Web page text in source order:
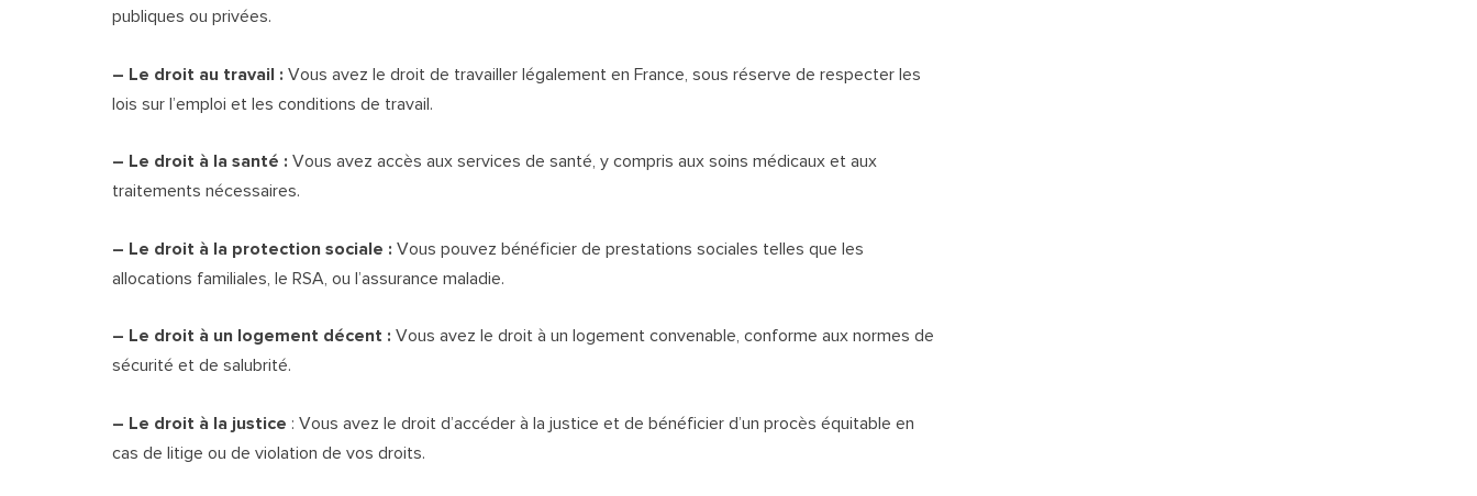
publiques ou privées.
– Le droit au travail : Vous avez le droit de travailler légalement en France, sous réserve de respecter les
lois sur l’emploi et les conditions de travail.
– Le droit à la santé : Vous avez accès aux services de santé, y compris aux soins médicaux et aux
traitements nécessaires.
– Le droit à la protection sociale : Vous pouvez bénéficier de prestations sociales telles que les
allocations familiales, le RSA, ou l’assurance maladie.
– Le droit à un logement décent : Vous avez le droit à un logement convenable, conforme aux normes de
sécurité et de salubrité.
– Le droit à la justice : Vous avez le droit d’accéder à la justice et de bénéficier d’un procès équitable en
cas de litige ou de violation de vos droits.